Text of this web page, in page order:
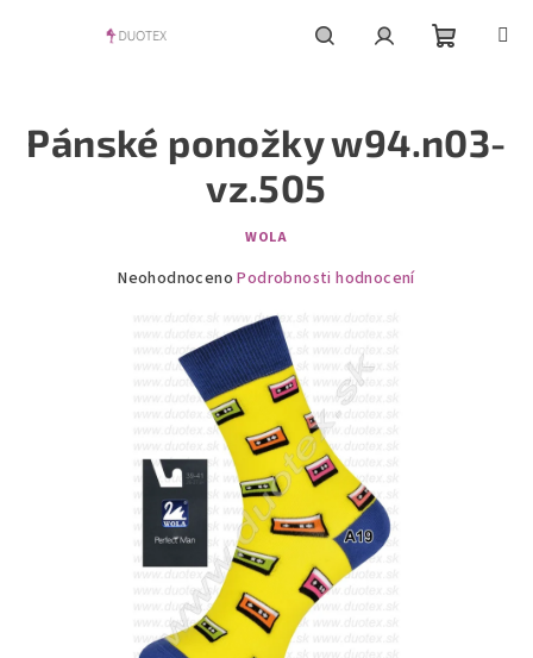
košík
Pánské ponožky w94.n03-
vz.505
WOLA
Průměrné
Neohodnoceno Podrobnosti hodnocení